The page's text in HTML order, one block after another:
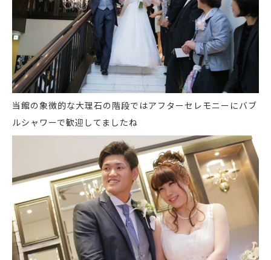
当館の象徴的な大理石の階段ではアフターセレモニーにバブ
ルシャワーで歓迎してましたね